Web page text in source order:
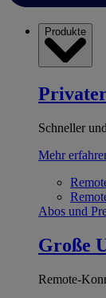
Produkte
Schneller
Mehr
Abos und
Große
Remote-